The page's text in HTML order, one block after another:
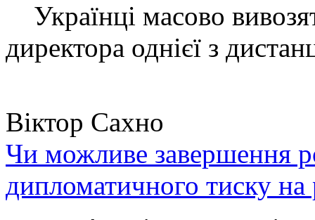
Українці масово
директора однієї з
Віктор Сахно
Чи можливе завершення
дипломатичного тиску